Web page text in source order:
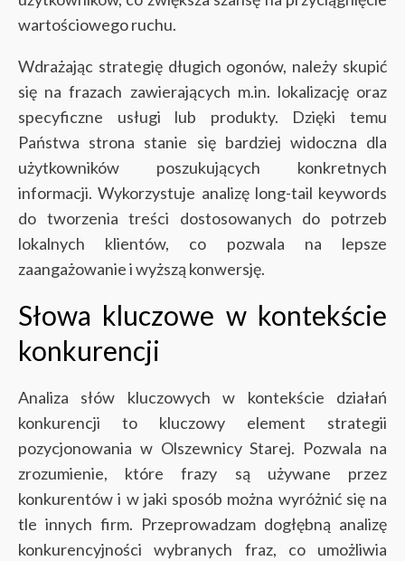
wartościowego ruchu.
Wdrażając strategię długich ogonów, należy skupić
się na frazach zawierających m.in. lokalizację oraz
specyficzne usługi lub produkty. Dzięki temu
Państwa strona stanie się bardziej widoczna dla
użytkowników poszukujących konkretnych
informacji. Wykorzystuje analizę long-tail keywords
do tworzenia treści dostosowanych do potrzeb
lokalnych klientów, co pozwala na lepsze
zaangażowanie i wyższą konwersję.
Słowa kluczowe w kontekście
konkurencji
Analiza słów kluczowych w kontekście działań
konkurencji to kluczowy element strategii
pozycjonowania w Olszewnicy Starej. Pozwala na
zrozumienie, które frazy są używane przez
konkurentów i w jaki sposób można wyróżnić się na
tle innych firm. Przeprowadzam dogłębną analizę
konkurencyjności wybranych fraz, co umożliwia